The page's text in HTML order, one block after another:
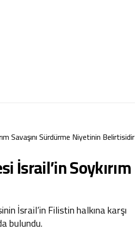
Savaşını Sürdürme Niyetinin Belirtisidir
İsrail’in Soykırım
İsrail’in Filistin halkına karşı
bulundu.